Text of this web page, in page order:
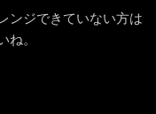
ンジできていない方は
。